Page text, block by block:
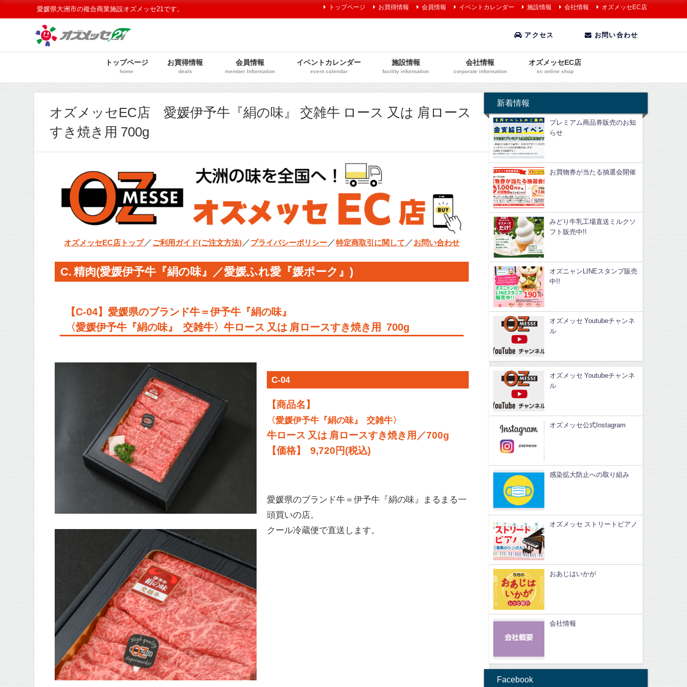
愛媛県大洲市の複合商業施設オズメッセ21です。 トップページ お買得情報 会員情報 イベントカレンダー 施設情報 会社情報 オズメッセEC店
アクセス お問い合わせ
トップページ
home
お買得情報
deals
会員情報
member Information
イベントカレンダー
event calendar
施設情報
facility information
会社情報
corporate information
オズメッセEC店
ec online shop
オズメッセEC店 愛媛伊予牛『絹の味』 交雑牛 ロース 又は 肩ロース
すき焼き用 700g
オズメッセEC店トップ／ ご利用ガイド(ご注文方法) ／ プライバシーポリシー ／特定商取引に関して ／ お問い合わせ
C. 精肉(愛媛伊予牛『絹の味』／愛媛ふれ愛『媛ポーク』)
【C-04】愛媛県のブランド牛＝伊予牛『絹の味』
〈愛媛伊予牛『絹の味』 交雑牛〉牛ロース 又は 肩ロースすき焼き用 700g
C-04
【商品名】
〈愛媛伊予牛『絹の味』 交雑牛〉
牛ロース 又は 肩ロースすき焼き用／700g
【価格】 9,720円(税込)
愛媛県のブランド牛＝伊予牛『絹の味』まるまる一
頭買いの店。
クール冷蔵便で直送します。
新着情報
プレミアム商品券販売のお知
らせ
お買物券が当たる抽選会開催
みどり牛乳工場直送ミルクソ
フト販売中!!
オズニャンLINEスタンプ販売
中!!
オズメッセ Youtubeチャンネ
ル
オズメッセ Youtubeチャンネ
ル
オズメッセ公式Instagram
感染拡大防止への取り組み
オズメッセ ストリートピアノ
おあじはいかが
会社情報
Facebook